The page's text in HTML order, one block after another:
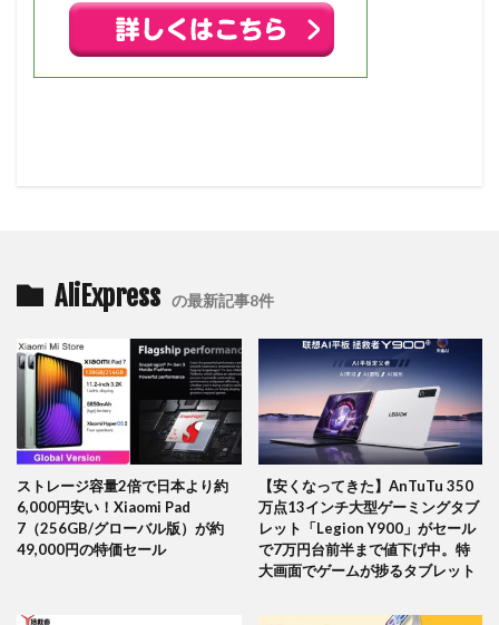
AliExpress の最新記事8件
ストレージ容量2倍で日本より約
6,000円安い！Xiaomi Pad
7（256GB/グローバル版）が約
49,000円の特価セール
【安くなってきた】AnTuTu 350
万点13インチ大型ゲーミングタブ
レット「Legion Y900」がセール
で7万円台前半まで値下げ中。特
大画面でゲームが捗るタブレット